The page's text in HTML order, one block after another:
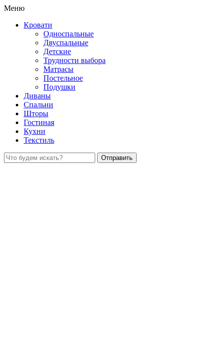
Меню
Кровати
Односпальные
Двуспальные
Детские
Трудности выбора
Матрасы
Постельное
Подушки
Диваны
Спальни
Шторы
Гостиная
Кухни
Текстиль